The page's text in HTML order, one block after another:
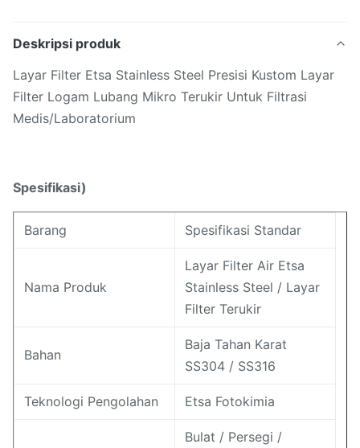
Deskripsi produk
Layar Filter Etsa Stainless Steel Presisi Kustom Layar
Filter Logam Lubang Mikro Terukir Untuk Filtrasi
Medis/Laboratorium
Spesifikasi)
Barang Spesifikasi Standar
Nama Produk
Layar Filter Air Etsa
Stainless Steel / Layar
Filter Terukir
Bahan
Baja Tahan Karat
SS304 / SS316
Teknologi Pengolahan Etsa Fotokimia
Bulat / Persegi /